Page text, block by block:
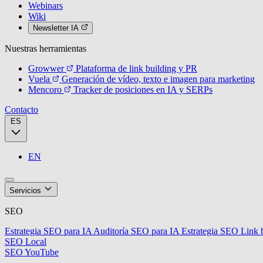
Webinars
Wiki
Newsletter IA
Nuestras herramientas
Growwer
Plataforma de link building y PR
Vuela
Generación de vídeo, texto e imagen para marketing
Mencoro
Tracker de posiciones en IA y SERPs
Contacto
EN
Servicios
SEO
Estrategia SEO para IA Auditoría SEO para IA Estrategia SEO Link
SEO Local
SEO YouTube